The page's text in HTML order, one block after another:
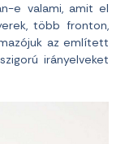
e valami, amit el
több fronton,
az említett
irányelveket